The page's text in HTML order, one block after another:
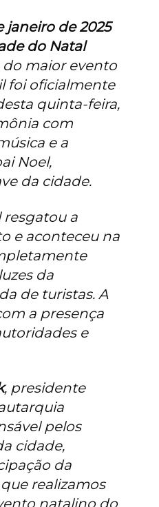
janeiro de 2025
do Natal
do maior evento
foi oficialmente
quinta-feira,
com
e a
Noel,
da cidade.
resgatou a
e aconteceu na
da
de turistas. A
a presença
e
, presidente
pelos
cidade,
da
realizamos
natalino do